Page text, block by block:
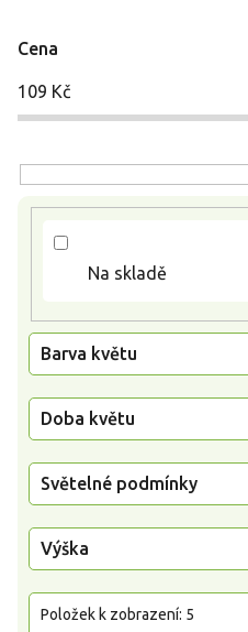
Cena
109 Kč
Na skladě
Barva květu
Doba květu
Světelné podmínky
Výška
Položek k zobrazení: 5
s
p
u